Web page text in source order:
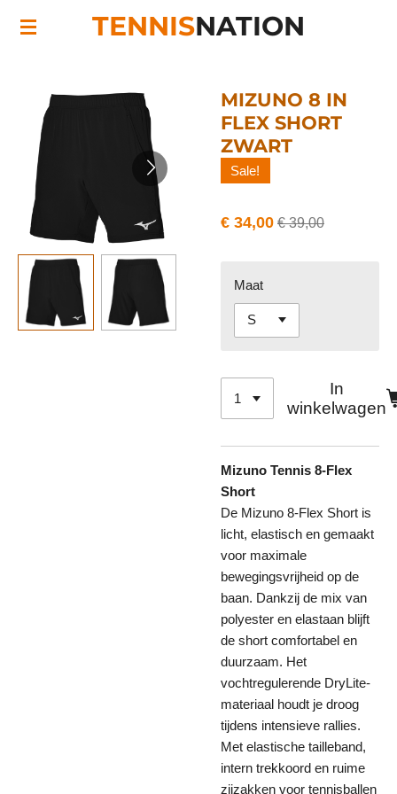
Ga
direct
hoofdinhoud
TENNISNATION
MIZUNO 8 IN
FLEX SHORT
ZWART
Sale!
€ 34,00 € 39,00
Maat
In
winkelwagen
Mizuno Tennis 8-Flex
Short
De Mizuno 8-Flex Short is
licht, elastisch en gemaakt
voor maximale
bewegingsvrijheid op de
baan. Dankzij de mix van
polyester en elastaan blijft
de short comfortabel en
duurzaam. Het
vochtregulerende DryLite-
materiaal houdt je droog
tijdens intensieve rallies.
Met elastische tailleband,
intern trekkoord en ruime
zijzakken voor tennisballen